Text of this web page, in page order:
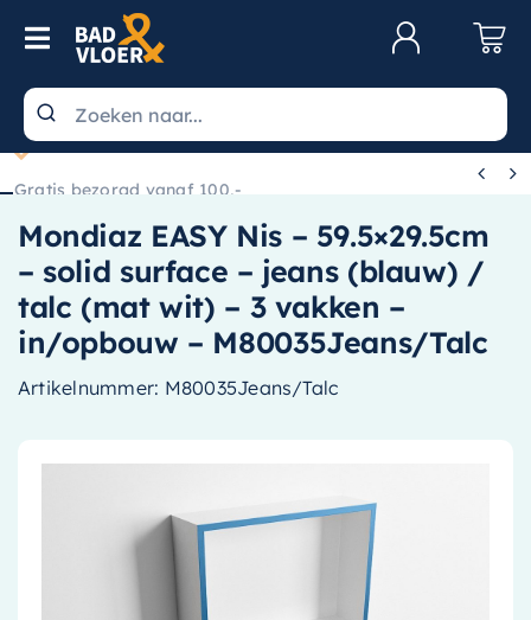
Skip to content
Toggle Navigation
Wastafels
Toiletten
Spiegels
Kranen
Douche
Badkamermeubels
Accessoires
Installatiemateriaal
 
Mondiaz EASY Nis – 59.5×29.5cm
– solid surface – jeans (blauw) /
talc (mat wit) – 3 vakken –
in/opbouw – M80035Jeans/Talc
Artikelnummer: M80035Jeans/Talc